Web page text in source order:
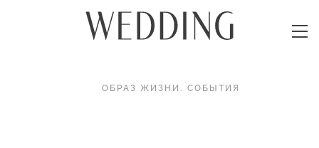
ОБРАЗ ЖИЗНИ . СОБЫТИЯ